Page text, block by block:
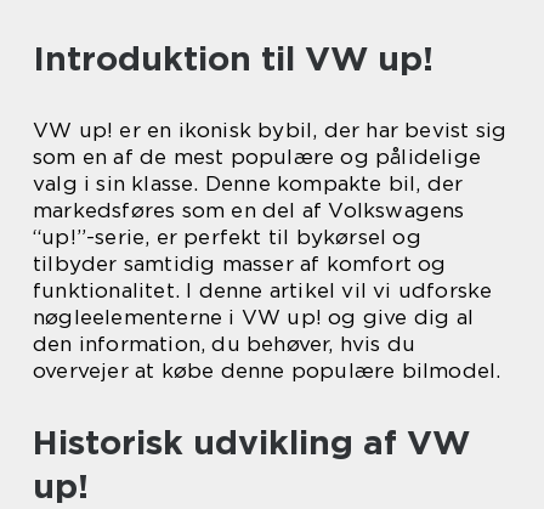
Introduktion til VW up!
VW up! er en ikonisk bybil, der har bevist sig
som en af de mest populære og pålidelige
valg i sin klasse. Denne kompakte bil, der
markedsføres som en del af Volkswagens
“up!”-serie, er perfekt til bykørsel og
tilbyder samtidig masser af komfort og
funktionalitet. I denne artikel vil vi udforske
nøgleelementerne i VW up! og give dig al
den information, du behøver, hvis du
overvejer at købe denne populære bilmodel.
Historisk udvikling af VW
up!